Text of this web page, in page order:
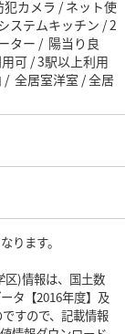
カメラ / ネット使
ステムキッチン / 2
ター / 陽当り良
可 / 3駅以上利用
/ 全居室洋室 / 全居
ります。
区)情報は、国土数
タ【2016年度】及
すので、記載情報